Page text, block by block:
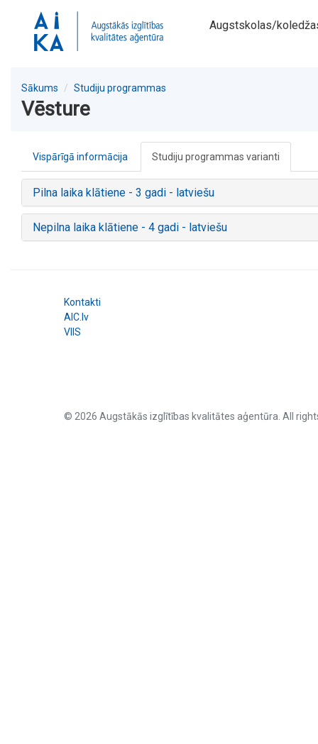
Augstskolas/
Sākums Studiju programmas
Vēsture
Vispārīgā informācija Studiju programmas varianti
Pilna laika klātiene - 3 gadi - latviešu
Nepilna laika klātiene - 4 gadi - latviešu
Kontakti
AIC.lv
VIIS
© 2026 Augstākās izglītības kvalitātes aģentūra. All